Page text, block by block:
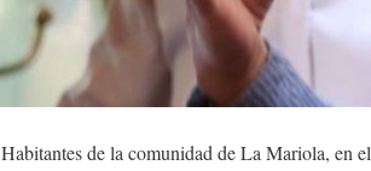
Habitantes de la comunidad de La Mariola, en